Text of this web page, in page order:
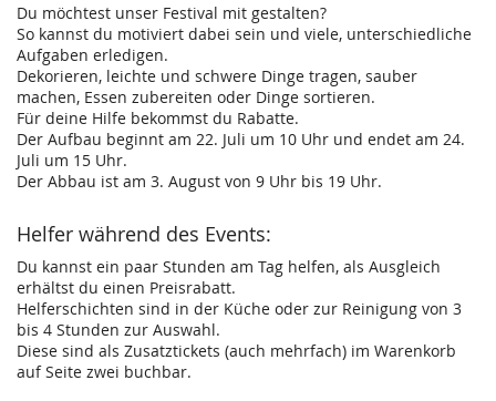
Du möchtest unser Festival mit gestalten?
So kannst du motiviert dabei sein und viele, unterschiedliche
Aufgaben erledigen.
Dekorieren, leichte und schwere Dinge tragen, sauber
machen, Essen zubereiten oder Dinge sortieren.
Für deine Hilfe bekommst du Rabatte.
Der Aufbau beginnt am 22. Juli um 10 Uhr und endet am 24.
Juli um 15 Uhr.
Der Abbau ist am 3. August von 9 Uhr bis 19 Uhr.
Helfer während des Events:
Du kannst ein paar Stunden am Tag helfen, als Ausgleich
erhältst du einen Preisrabatt.
Helferschichten sind in der Küche oder zur Reinigung von 3
bis 4 Stunden zur Auswahl.
Diese sind als Zusatztickets (auch mehrfach) im Warenkorb
auf Seite zwei buchbar.